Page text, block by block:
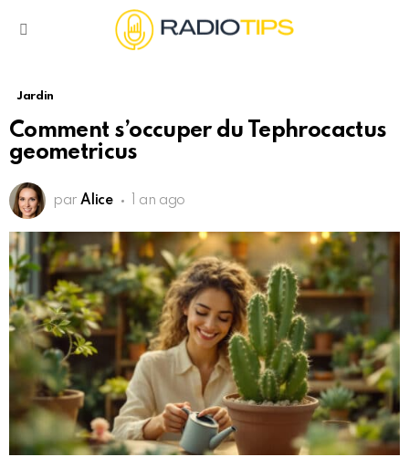
Jardin
Comment s’occuper du Tephrocactus
geometricus
par Alice 1 an ago